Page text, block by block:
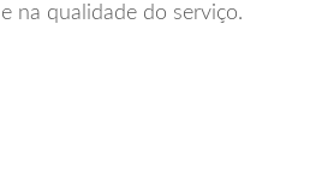
na qualidade do serviço.